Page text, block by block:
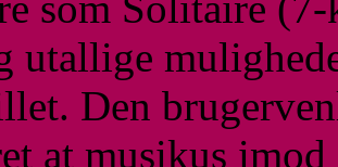
utallige
Den
at musikus